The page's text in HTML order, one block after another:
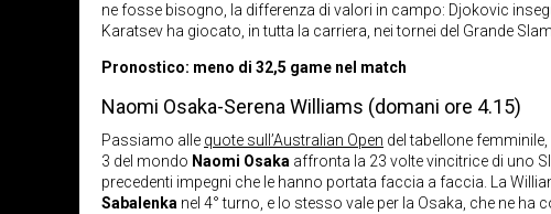
ne fosse bisogno, la differenza di valori in campo: Djokovic
Karatsev ha giocato, in tutta la carriera, nei tornei del Grande Slam.
Pronostico: meno di 32,5 game nel match
Naomi Osaka-Serena Williams (domani ore 4.15)
Passiamo alle quote sull’Australian Open del tabellone
3 del mondo Naomi Osaka affronta la 23 volte vincitrice di uno
precedenti impegni che le hanno portata faccia a faccia. La
Sabalenka nel 4° turno, e lo stesso vale per la Osaka, che ne